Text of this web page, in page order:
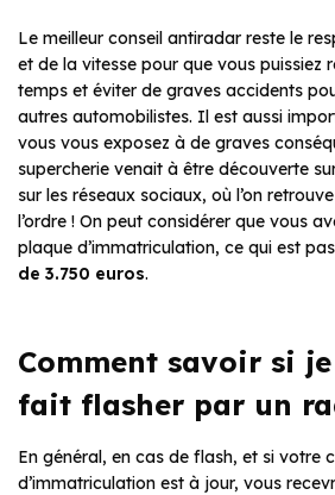
Le meilleur conseil antiradar reste le
et de la vitesse pour que vous puissiez
temps et éviter de graves accidents
autres automobilistes. Il est aussi
vous vous exposez à de graves
supercherie venait à être découverte
sur les réseaux sociaux, où l’on
l’ordre ! On peut considérer que vous
plaque d’immatriculation, ce qui est
de 3.750 euros.
Comment savoir si
fait flasher par un
En général, en cas de flash, et si votre
d’immatriculation est à jour, vous